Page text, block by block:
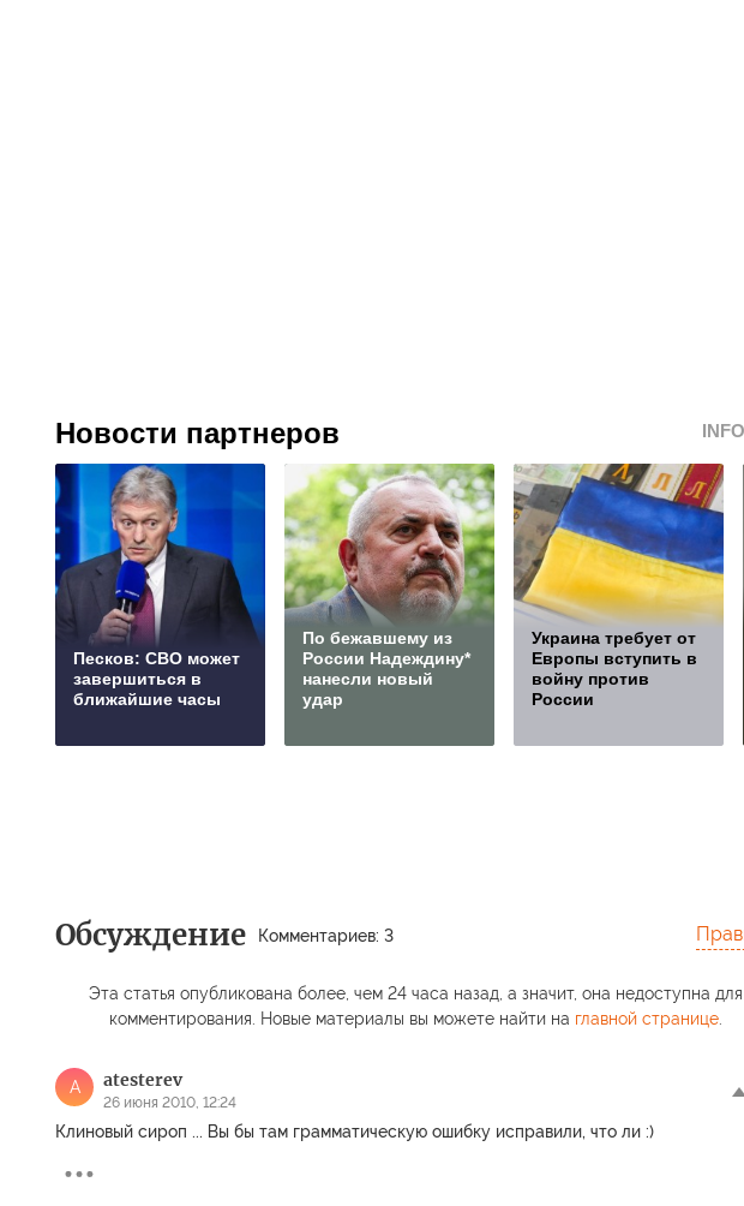
Новости партнеров
Песков: СВО может
завершиться в
ближайшие часы
По бежавшему из
России Надеждину*
нанесли новый
удар
Украина требует от
Европы вступить в
войну против
России
Обсуждение Комментариев: 3
Эта статья опубликована более, чем 24 часа назад, а значит, она недоступна для
комментирования. Новые материалы вы можете найти на главной странице.
A atesterev
26 июня 2010, 12:24
Клиновый сироп ... Вы бы там грамматическую ошибку исправили, что ли :)